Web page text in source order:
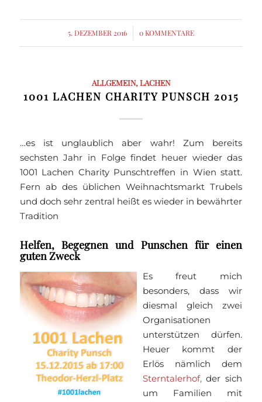
5. DEZEMBER 2016
/ 0 KOMMENTARE
ALLGEMEIN, LACHEN
1001 LACHEN CHARITY PUNSCH 2015
…es ist unglaublich aber wahr! Zum bereits
sechsten Jahr in Folge findet heuer wieder das
1001 Lachen Charity Punschtreffen in Wien statt.
Fern ab des üblichen Weihnachtsmarkt Trubels
und doch sehr zentral heißt es wieder in bewährter
Tradition
Helfen, Begegnen und Punschen für einen
guten Zweck
Es freut mich
besonders, dass wir
diesmal gleich zwei
Organisationen
unterstützen dürfen.
Heuer kommt der
Erlös nämlich dem
Sterntalerhof,der sich
um Familien mit